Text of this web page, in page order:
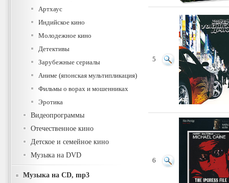
Артхаус
Индийское кино
Молодежное кино
Детективы
Зарубежные сериалы
Аниме (японская мультипликация)
Фильмы о ворах и мошенниках
Эротика
Видеопрограммы
Отечественное кино
Детское и семейное кино
Музыка на DVD
Музыка на CD, mp3
5
6